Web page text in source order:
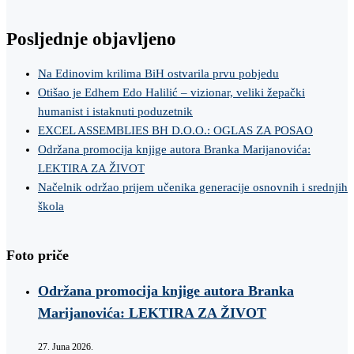
Posljednje objavljeno
Na Edinovim krilima BiH ostvarila prvu pobjedu
Otišao je Edhem Edo Halilić – vizionar, veliki žepački
humanist i istaknuti poduzetnik
EXCEL ASSEMBLIES BH D.O.O.: OGLAS ZA POSAO
Održana promocija knjige autora Branka Marijanovića:
LEKTIRA ZA ŽIVOT
Načelnik održao prijem učenika generacije osnovnih i srednjih
škola
Foto priče
Održana promocija knjige autora Branka
Marijanovića: LEKTIRA ZA ŽIVOT
27. Juna 2026.